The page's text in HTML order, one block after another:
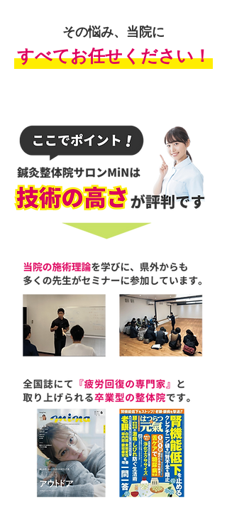
その悩み、当院に
​すべてお任せください！